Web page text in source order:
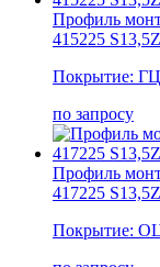
Профиль
415225
Покрытие: ГЦ
по запросу
Профиль
417225
Покрытие: